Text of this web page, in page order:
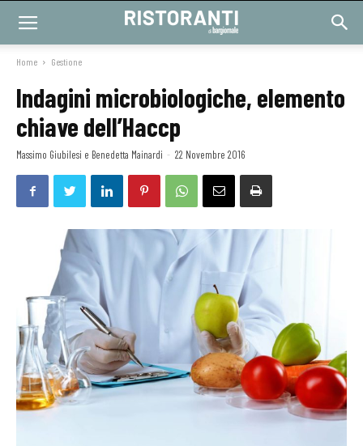
Home Gestione
Indagini microbiologiche, elemento
chiave dell’Haccp
Massimo Giubilesi e Benedetta Mainardi - 22 Novembre 2016